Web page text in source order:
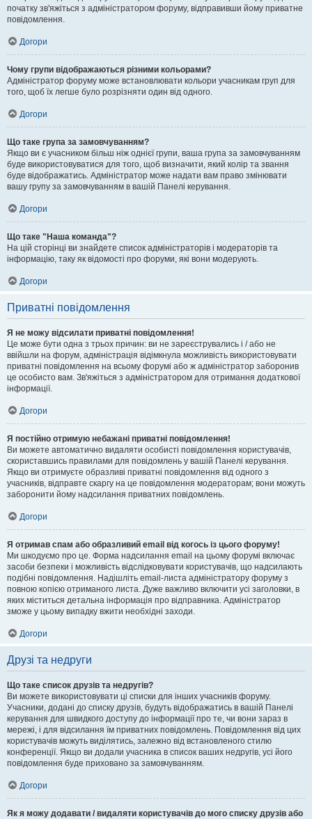
початку зв'яжіться з адміністратором форуму, відправивши йому приватне
повідомлення.
Догори
Чому групи відображаються різними кольорами?
Адміністратор форуму може встановлювати кольори учасникам груп для
того, щоб їх легше було розрізняти один від одного.
Догори
Що таке група за замовчуванням?
Якщо ви є учасником більш ніж однієї групи, ваша група за замовчуванням
буде використовуватися для того, щоб визначити, який колір та звання
буде відображатись. Адміністратор може надати вам право змінювати
вашу групу за замовчуванням в вашій Панелі керування.
Догори
Що таке "Наша команда"?
На цій сторінці ви знайдете список адміністраторів і модераторів та
інформацію, таку як відомості про форуми, які вони модерують.
Догори
Приватні повідомлення
Я не можу відсилати приватні повідомлення!
Це може бути одна з трьох причин: ви не зареєструвались і / або не
ввійшли на форум, адміністрація відімкнула можливість використовувати
приватні повідомлення на всьому форумі або ж адміністратор заборонив
це особисто вам. Зв'яжіться з адміністратором для отримання додаткової
інформації.
Догори
Я постійно отримую небажані приватні повідомлення!
Ви можете автоматично видаляти особисті повідомлення користувачів,
скориставшись правилами для повідомлень у вашій Панелі керування.
Якщо ви отримуєте образливі приватні повідомлення від одного з
учасників, відправте скаргу на це повідомлення модераторам; вони можуть
заборонити йому надсилання приватних повідомлень.
Догори
Я отримав спам або образливий email від когось із цього форуму!
Ми шкодуємо про це. Форма надсилання email на цьому форумі включає
засоби безпеки і можливість відслідковувати користувачів, що надсилають
подібні повідомлення. Надішліть email-листа адміністратору форуму з
повною копією отриманого листа. Дуже важливо включити усі заголовки, в
яких міститься детальна інформація про відправника. Адміністратор
зможе у цьому випадку вжити необхідні заходи.
Догори
Друзі та недруги
Що таке список друзів та недругів?
Ви можете використовувати ці списки для інших учасників форуму.
Учасники, додані до списку друзів, будуть відображатись в вашій Панелі
керування для швидкого доступу до інформації про те, чи вони зараз в
мережі, і для відсилання їм приватних повідомлень. Повідомлення від цих
користувачів можуть виділятись, залежно від встановленого стилю
конференції. Якщо ви додали учасника в список ваших недругів, усі його
повідомлення буде приховано за замовчуванням.
Догори
Як я можу додавати / видаляти користувачів до мого списку друзів або